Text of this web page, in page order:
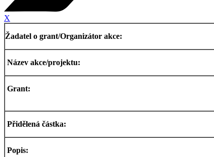
X
Žadatel o grant/Organizátor akce:
Název akce/projektu:
Grant:
Přidělená částka:
Popis: